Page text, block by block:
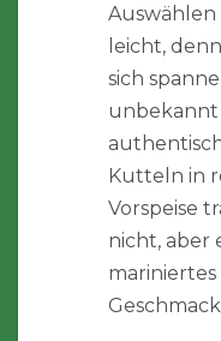
leicht,
sich
Kutteln in
Vorspeise
nicht, aber
mariniertes